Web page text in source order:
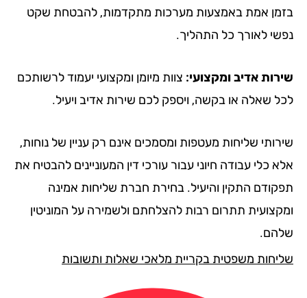
אמת באמצעות מערכות מתקדמות, להבטחת שקט
לאורך כל התהליך.
אדיב ומקצועי:צוות מיומן ומקצועי יעמוד לרשותכם
שאלה או בקשה, ויספק לכם שירות אדיב ויעיל.
שליחות מעטפות ומסמכים אינם רק עניין של נוחות,
כלי עבודה חיוני עבור עורכי דין המעוניינים להבטיח את
התקין והיעיל. בחירת חברת שליחות אמינה
תתרום רבות להצלחתם ולשמירה על המוניטין
משפטית בקריית מלאכי שאלות ותשובות